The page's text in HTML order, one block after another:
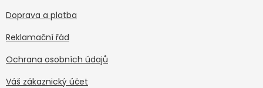
Doprava a platba
Reklamační řád
Ochrana osobních údajů
Váš zákaznický účet